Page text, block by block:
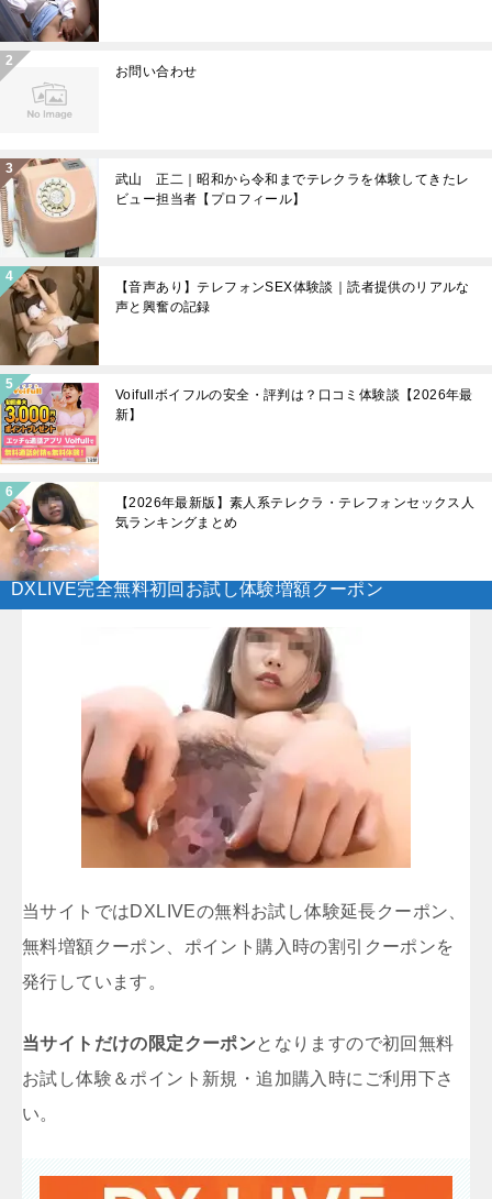
お問い合わせ
武山 正二｜昭和から令和までテレクラを体験してきたレ
ビュー担当者【プロフィール】
【音声あり】テレフォンSEX体験談｜読者提供のリアルな
声と興奮の記録
Voifullボイフルの安全・評判は？口コミ体験談【2026年最
新】
【2026年最新版】素人系テレクラ・テレフォンセックス人
気ランキングまとめ
DXLIVE完全無料初回お試し体験増額クーポン
当サイトではDXLIVEの無料お試し体験延長クーポン、
無料増額クーポン、ポイント購入時の割引クーポンを
発行しています。
当サイトだけの限定クーポンとなりますので初回無料
お試し体験＆ポイント新規・追加購入時にご利用下さ
い。